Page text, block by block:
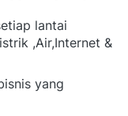
lantai
,Air,Internet &
yang